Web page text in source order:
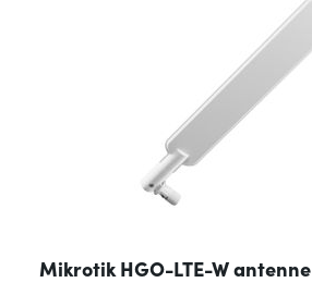
Mikrotik HGO-LTE-W antenne